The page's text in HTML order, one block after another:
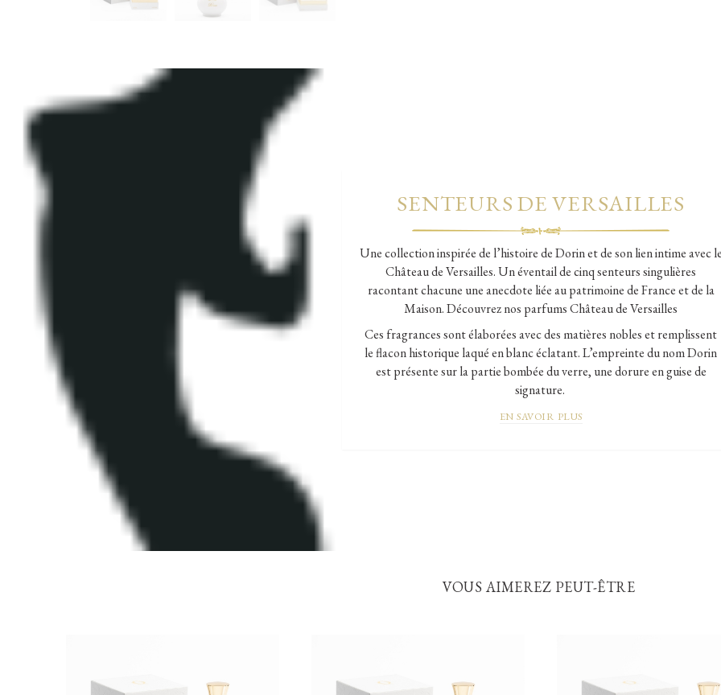
SENTEURS DE VERSAILLES
Une collection inspirée de l’histoire de Dorin et de son lien intime avec
Château de Versailles. Un éventail de cinq senteurs singulières
racontant chacune une anecdote liée au patrimoine de France et de la
Maison. Découvrez nos parfums Château de Versailles
Ces fragrances sont élaborées avec des matières nobles et remplissent
le flacon historique laqué en blanc éclatant. L’empreinte du nom Dorin
est présente sur la partie bombée du verre, une dorure en guise de
signature.
EN SAVOIR PLUS
VOUS AIMEREZ PEUT-ÊTRE